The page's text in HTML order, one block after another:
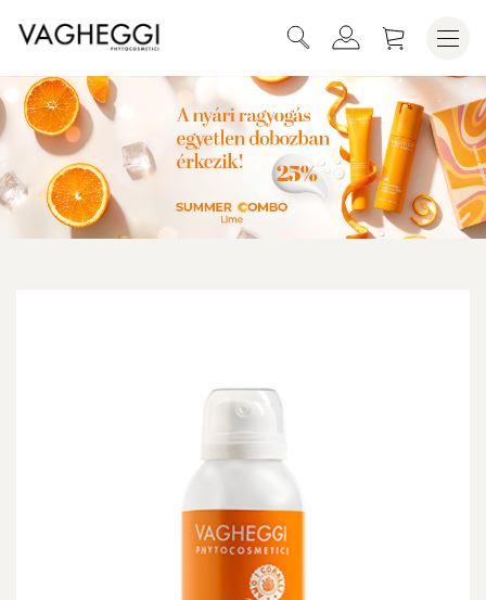
SUMMER PARADISE NAPOZÓ SPRAY
SPF50+ UVA 150 ML
KOSÁRBA HELYEZEM